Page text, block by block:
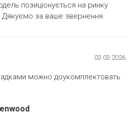
позиціонується на ринку
Дякуємо за ваше звернення
03.03.2026
можно доукомплектовать